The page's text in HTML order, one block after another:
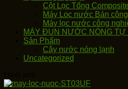
Cột Lọc Tổng Composite
Máy Loc nước Bán
Máy lọc nước công
MÁY ĐUN NƯỚC NÓNG TỰ
Sản Phẩm
Cây nước nóng lạnh
Uncategorized